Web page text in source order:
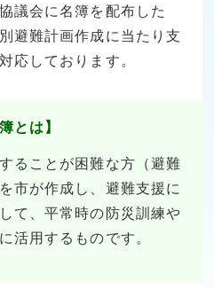
議会に名簿を配布した
避難計画作成に当たり支
応しております。
とは】
ることが困難な方（避難
市が作成し、避難支援に
て、平常時の防災訓練や
活用するものです。